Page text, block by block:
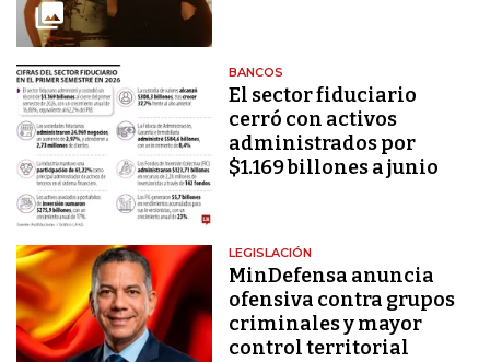
BANCOS
El sector fiduciario
cerró con activos
administrados por
$1.169 billones a junio
LEGISLACIÓN
MinDefensa anuncia
ofensiva contra grupos
criminales y mayor
control territorial